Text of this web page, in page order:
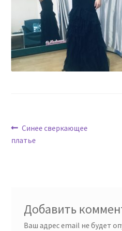
Навигация
по
Предыдущая
запись:
Синее сверкающее
платье
Добавить
Ваш адрес email не будет